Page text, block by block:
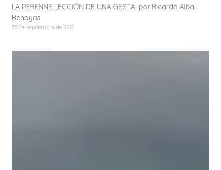
LA PERENNE LECCIÓN DE UNA GESTA, por Ricardo Alba
Benayas
25 de septiembre de 2013